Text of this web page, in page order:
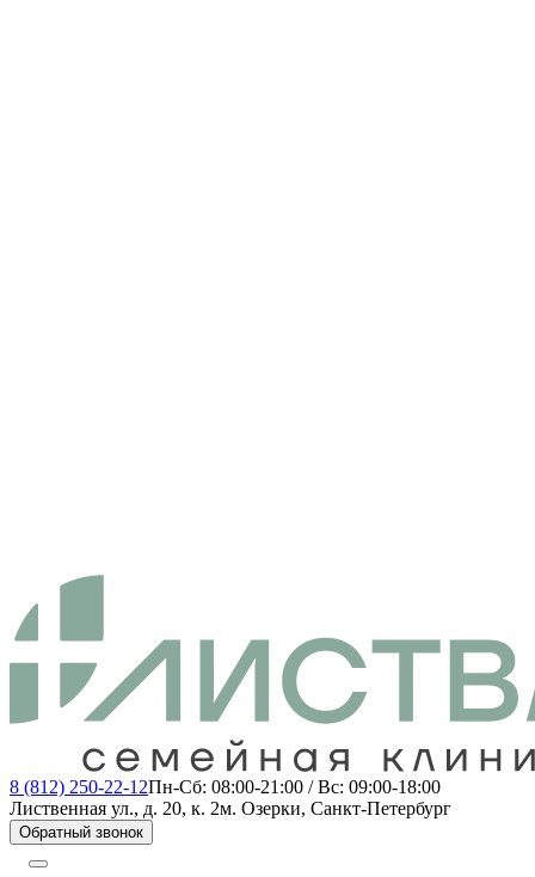
8 (812) 250-22-12Пн-Сб: 08:00-21:00 / Вс: 09:00-18:00
Лиственная ул., д. 20, к. 2м. Озерки, Санкт-Петербург
Обратный звонок